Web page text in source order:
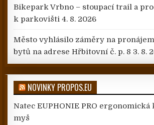
Bikepark Vrbno – stoupací trail a
k parkovišti 4. 8. 2026
Město vyhlásilo záměry na
bytů na adrese Hřbitovní č. p. 8 3. 8.
NOVINKY PROPOS.EU
Natec EUPHONIE PRO ergonomická
myš